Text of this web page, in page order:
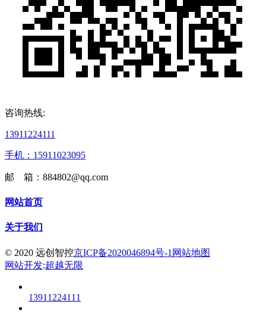
咨询热线:
13911224111
手机：15911023095
邮 箱：884802@qq.com
网站首页
关于我们
© 2020 远创智控京ICP备2020046894号-1 网站地图
网站开发:超越无限
13911224111